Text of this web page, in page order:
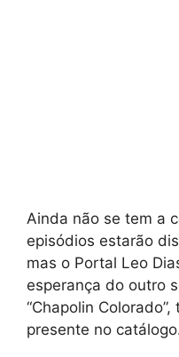
Ainda não se tem a
episódios estarão
mas o Portal Leo
esperança do outro
“Chapolin
presente no